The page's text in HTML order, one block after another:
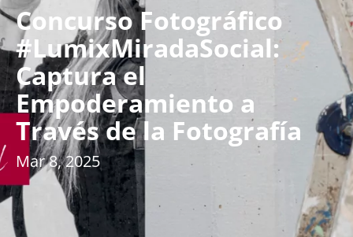
Concurso Fotográfico
#LumixMiradaSocial:
Captura el
Empoderamiento a
Través de la Fotografía
Mar 8, 2025